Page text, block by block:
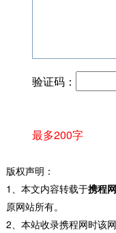
验证码：
最多200字
版权声明：
1、本文内容转载于携程网
原网站所有。
2、本站收录携程网时该